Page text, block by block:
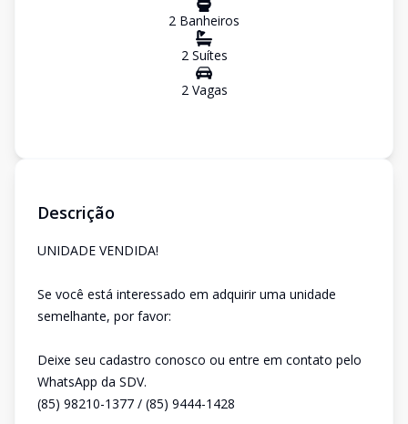
2 Banheiros
2Suítes
2Vagas
Descrição
UNIDADE VENDIDA!
Se você está interessado em adquirir uma unidade
semelhante, por favor:
Deixe seu cadastro conosco ou entre em contato pelo
WhatsApp da SDV.
(85) 98210-1377 / (85) 9444-1428